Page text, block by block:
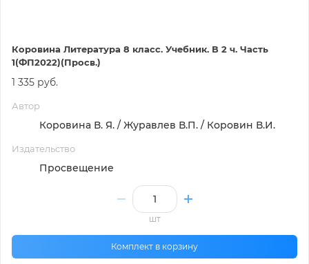
Коровина Литература 8 класс. Учебник. В 2 ч. Часть
1(ФП2022)(Просв.)
1 335 руб.
Автор
Коровина В. Я. / Журавлев В.П. / Коровин В.И.
Издательство
Просвещение
шт
Комплект в корзину